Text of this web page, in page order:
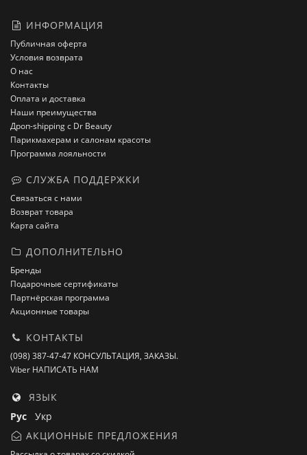
ИНФОРМАЦИЯ
Публичная оферта
Условия возврата
О нас
Контакты
Оплата и доставка
Наши преимущества
Дроп-shipping с Dr Beauty
Парикмахерам и салонам красоты
Программа лояльности
СЛУЖБА ПОДДЕРЖКИ
Связаться с нами
Возврат товара
Карта сайта
ДОПОЛНИТЕЛЬНО
Бренды
Подарочные сертификаты
Партнёрская программа
Акционные товары
КОНТАКТЫ
(098) 387-47-47 КОНСУЛЬТАЦИЯ, ЗАКАЗЫ.
Viber НАПИСАТЬ НАМ
ЯЗЫК
Рус Укр
АКЦИОННЫЕ ПРЕДЛОЖЕНИЯ